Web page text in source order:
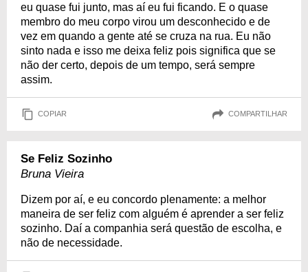
eu quase fui junto, mas aí eu fui ficando. E o quase
membro do meu corpo virou um desconhecido e de
vez em quando a gente até se cruza na rua. Eu não
sinto nada e isso me deixa feliz pois significa que se
não der certo, depois de um tempo, será sempre
assim.
COPIAR COMPARTILHAR
Se Feliz Sozinho
Bruna Vieira
Dizem por aí, e eu concordo plenamente: a melhor
maneira de ser feliz com alguém é aprender a ser feliz
sozinho. Daí a companhia será questão de escolha, e
não de necessidade.